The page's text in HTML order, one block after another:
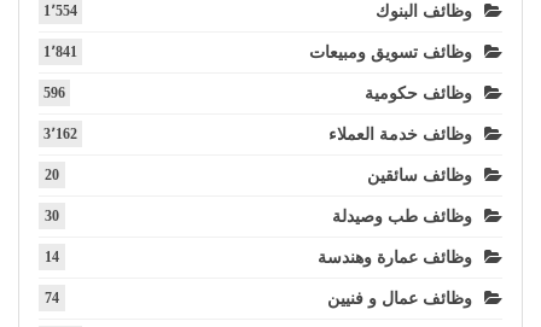
وظائف البنوك 1٬554
وظائف تسويق ومبيعات 1٬841
وظائف حكومية 596
وظائف خدمة العملاء 3٬162
وظائف سائقين 20
وظائف طب وصيدلة 30
وظائف عمارة وهندسة 14
وظائف عمال و فنيين 74